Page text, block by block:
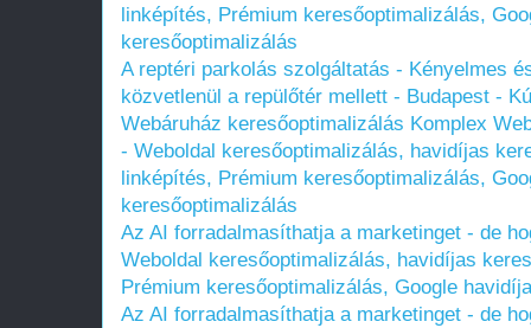
linképítés, Prémium keresőoptimalizálás,
keresőoptimalizálás
A reptéri parkolás szolgáltatás - Kényelmes
közvetlenül a repülőtér mellett - Budapest -
Webáruház keresőoptimalizálás Komplex
- Weboldal keresőoptimalizálás, havidíjas
linképítés, Prémium keresőoptimalizálás,
keresőoptimalizálás
Az AI forradalmasíthatja a marketinget - de
Weboldal keresőoptimalizálás, havidíjas
Prémium keresőoptimalizálás, Google
Az AI forradalmasíthatja a marketinget - de